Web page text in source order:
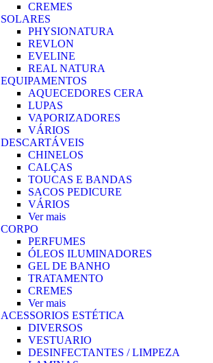
CREMES
SOLARES
PHYSIONATURA
REVLON
EVELINE
REAL NATURA
EQUIPAMENTOS
AQUECEDORES CERA
LUPAS
VAPORIZADORES
VÁRIOS
DESCARTÁVEIS
CHINELOS
CALÇAS
TOUCAS E BANDAS
SACOS PEDICURE
VÁRIOS
Ver mais
CORPO
PERFUMES
ÓLEOS ILUMINADORES
GEL DE BANHO
TRATAMENTO
CREMES
Ver mais
ACESSORIOS ESTÉTICA
DIVERSOS
VESTUARIO
DESINFECTANTES / LIMPEZA